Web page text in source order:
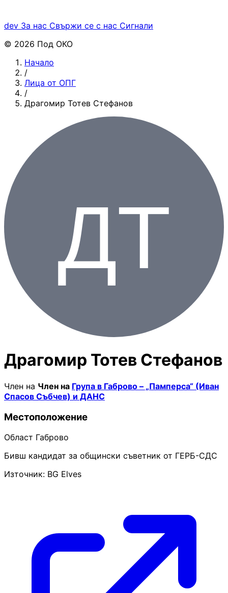
dev За нас Свържи се с нас Сигнали
© 2026 Под ОКО
Начало
/
Лица от ОПГ
/
Драгомир Тотев Стефанов
Драгомир Тотев Стефанов
Член на Член на Група в Габрово – „Памперса“ (Иван
Спасов Събчев) и ДАНС
Местоположение
Област Габрово
Бивш кандидат за общински съветник от ГЕРБ-СДС
Източник: BG Elves